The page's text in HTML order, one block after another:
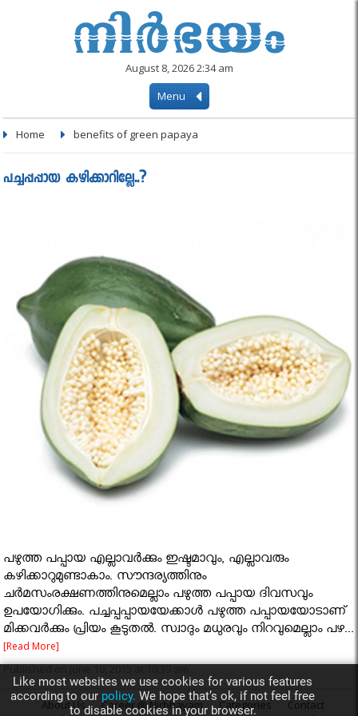
August 8, 2026 2:34 am
Menu
Home benefits of green papaya
പച്ചപ്പപ്പായ കഴിക്കാറില്ലേ..?
പഴുത്ത പപ്പായ എല്ലാവർക്കും ഇഷ്ടമാവും, എല്ലാവരും
കഴിക്കാറുമുണ്ടാകാം. സൗന്ദര്യത്തിനും
ചര്‍മസംരക്ഷണത്തിനുമെല്ലാം പഴുത്ത പപ്പായ ദിവസവും
ഉപയോഗിക്കും. പച്ചപ്പപ്പായയേക്കാള്‍ പഴുത്ത പപ്പായയോടാണ്
മിക്കവര്‍ക്കും പ്രിയം കൂടുതല്‍. സ്വാദും മധുരവും നിറവുമെല്ലാം പഴ...
[Read More]
Published on June 10, 2015 at 10:39 am
About Us Career @ Nirbhayam Categories
Contact
Like most websites we use cookies for various features
according to our policy. We hope that’s ok, if not feel free
to disable cookies in your browser.